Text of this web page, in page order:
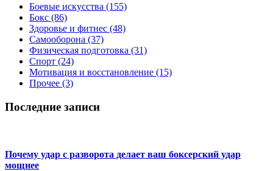
Боевые искусства (155)
Бокс (86)
Здоровье и фитнес (48)
Самооборона (37)
Физическая подготовка (31)
Спорт (24)
Мотивация и восстановление (15)
Прочее (3)
Последние записи
Почему удар с разворота делает ваш боксерский удар
мощнее